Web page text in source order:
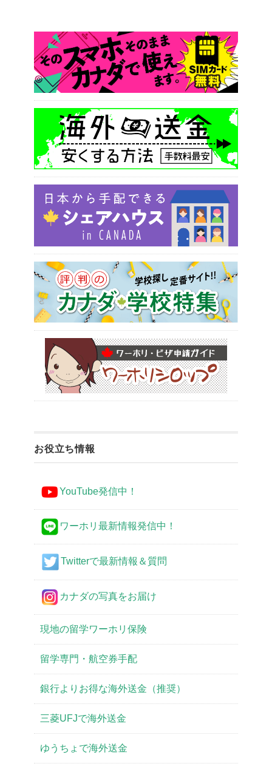
お役立ち情報
YouTube発信中！
ワーホリ最新情報発信中！
Twitterで最新情報＆質問
カナダの写真をお届け
現地の留学ワーホリ保険
留学専門・航空券手配
銀行よりお得な海外送金（推奨）
三菱UFJで海外送金
ゆうちょで海外送金